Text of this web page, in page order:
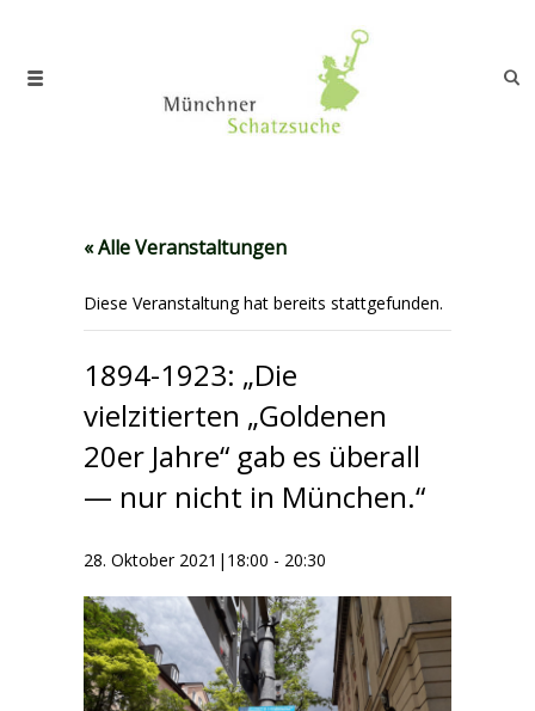
« Alle Veranstaltungen
Diese Veranstaltung hat bereits stattgefunden.
1894-1923: „Die
vielzitierten „Goldenen
20er Jahre“ gab es überall
— nur nicht in München.“
28. Oktober 2021|18:00 - 20:30